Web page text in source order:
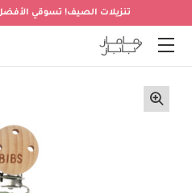
تنزيلات الصيف! تسوقي الأفضل